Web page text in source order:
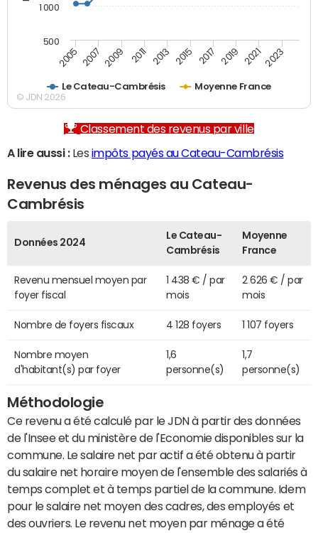
Le Cateau-Cambrésis Moyenne France
2005 2007 2009 2011 2013 2015 2017 2019 2021 2023
500
1 000
© JDN 2026
Classement des revenus par ville
A lire aussi :Les impôts payés au Cateau-Cambrésis
Revenus des ménages au Cateau-
Cambrésis
Données 2024
Le Cateau-
Cambrésis
Moyenne
France
Revenu mensuel moyen par
foyer fiscal
1 438 € / par
mois
2 626 € / par
mois
Nombre de foyers fiscaux 4 128 foyers 1 107 foyers
Nombre moyen
d'habitant(s) par foyer
1,6
personne(s)
1,7
personne(s)
Méthodologie
Ce revenu a été calculé par le JDN à partir des données
de l'Insee et du ministère de l'Economie disponibles sur la
commune. Le salaire net par actif a été obtenu à partir
du salaire net horaire moyen de l'ensemble des salariés à
temps complet et à temps partiel de la commune. Idem
pour le salaire net moyen des cadres, des employés et
des ouvriers. Le revenu net moyen par ménage a été